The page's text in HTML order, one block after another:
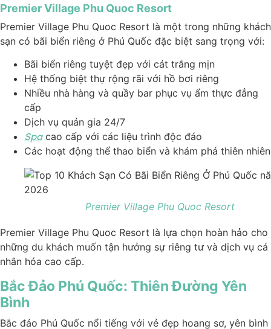
Premier Village Phu Quoc Resort
Premier Village Phu Quoc Resort là một trong những khách
sạn có bãi biển riêng ở Phú Quốc đặc biệt sang trọng với:
Bãi biển riêng tuyệt đẹp với cát trắng mịn
Hệ thống biệt thự rộng rãi với hồ bơi riêng
Nhiều nhà hàng và quầy bar phục vụ ẩm thực đẳng
cấp
Dịch vụ quản gia 24/7
Spacao cấp với các liệu trình độc đáo
Các hoạt động thể thao biển và khám phá thiên nhiên
Premier Village Phu Quoc Resort
Premier Village Phu Quoc Resort là lựa chọn hoàn hảo cho
những du khách muốn tận hưởng sự riêng tư và dịch vụ cá
nhân hóa cao cấp.
Bắc Đảo Phú Quốc: Thiên Đường Yên
Bình
Bắc đảo Phú Quốc nổi tiếng với vẻ đẹp hoang sơ, yên bình